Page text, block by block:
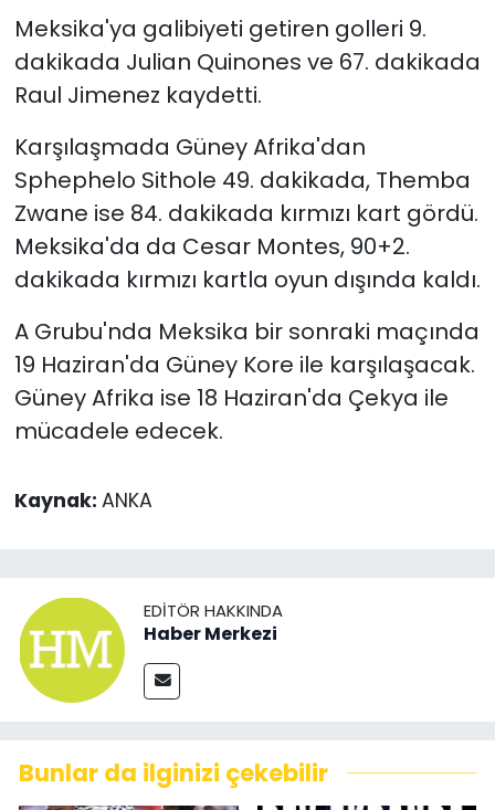
Meksika'ya galibiyeti getiren golleri 9.
dakikada Julian Quinones ve 67. dakikada
Raul Jimenez kaydetti.
Karşılaşmada Güney Afrika'dan
Sphephelo Sithole 49. dakikada, Themba
Zwane ise 84. dakikada kırmızı kart gördü.
Meksika'da da Cesar Montes, 90+2.
dakikada kırmızı kartla oyun dışında kaldı.
A Grubu'nda Meksika bir sonraki maçında
19 Haziran'da Güney Kore ile karşılaşacak.
Güney Afrika ise 18 Haziran'da Çekya ile
mücadele edecek.
Kaynak: ANKA
EDITÖR HAKKINDA
Haber Merkezi
Bunlar da ilginizi çekebilir